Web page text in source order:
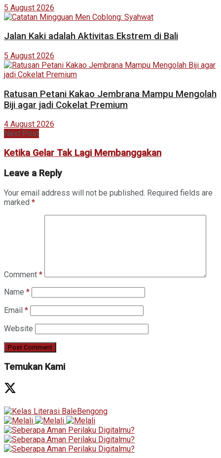
5 August 2026
Jalan Kaki adalah Aktivitas Ekstrem di Bali
5 August 2026
Ratusan Petani Kakao Jembrana Mampu Mengolah
Biji agar jadi Cokelat Premium
4 August 2026
Next Post
Ketika Gelar Tak Lagi Membanggakan
Leave a Reply
Your email address will not be published. Required fields are
marked *
Comment *
Name *
Email *
Website
Temukan Kami